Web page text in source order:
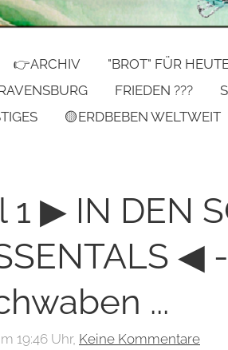
👉ARCHIV "BROT" FÜR
FRIEDEN ???
🟡ERDBEBEN WELTWEIT
1 ▶ IN DEN
◀
...
19:46 Uhr, Keine Kommentare